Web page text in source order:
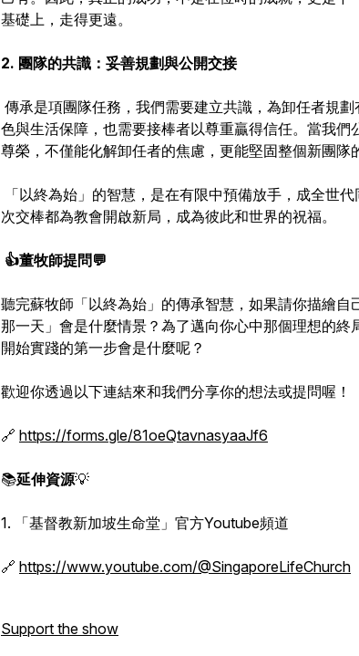
基礎上，走得更遠。
2.⁠ 團隊的共識：妥善規劃與公開交接
傳承是項團隊任務，我們需要建立共識，為卸任者規劃
色與生活保障，也需要接棒者以尊重贏得信任。當我們
尊榮，不僅能化解卸任者的焦慮，更能堅固整個新團隊
「以終為始」的智慧，是在有限中預備放手，成全世
次交棒都為教會開啟新局，成為彼此和世界的祝福。
👍董牧師提問💬
聽完蘇牧師「以終為始」的傳承智慧，如果請你描繪自
那一天」會是什麼情景？為了邁向你心中那個理想的終
開始實踐的第一步會是什麼呢？
歡迎你透過以下連結來和我們分享你的想法或提問喔！
🔗 https://forms.gle/81oeQtavnasyaaJf6
📚延伸資源💡
1. 「基督教新加坡生命堂」官方Youtube頻道
🔗 https://www.youtube.com/@SingaporeLifeChurch
Support the show